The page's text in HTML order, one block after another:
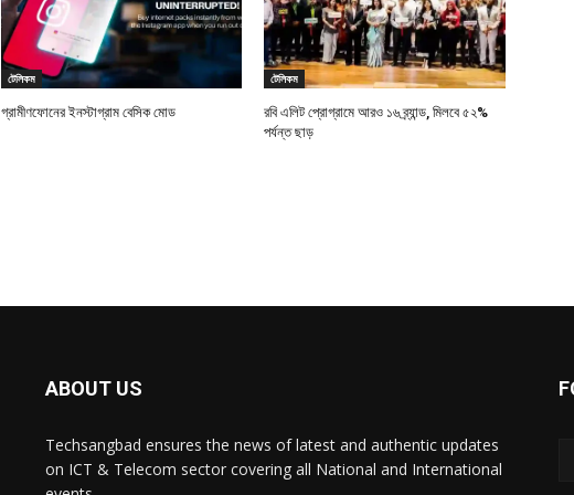
টেলিকম
গ্রামীণফোনের ইনস্টাগ্রাম বেসিক মোড
টেলিকম
রবি এলিট প্রোগ্রামে আরও ১৬ ব্র্যান্ড, মিলবে ৫২%
পর্যন্ত ছাড়
ABOUT US
Techsangbad ensures the news of latest and authentic updates
on ICT & Telecom sector covering all National and International